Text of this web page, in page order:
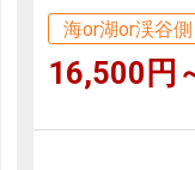
海or湖or渓谷側
16,500円